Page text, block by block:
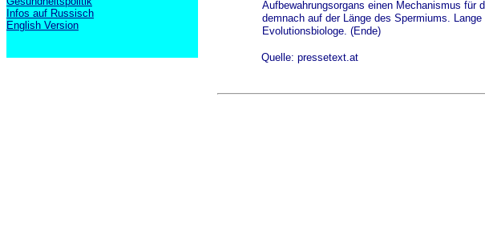
Infos auf Russisch
English Version
Aufbewahrungsorgans einen Mechanismus für
demnach auf der Länge des Spermiums.
Evolutionsbiologe. (Ende)
Quelle: pressetext.at